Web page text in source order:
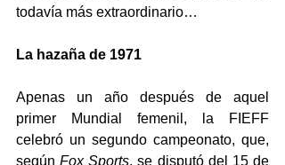
todavía más extraordinario…
La hazaña de 1971
Apenas un año después de aquel
primer Mundial femenil, la FIEFF
celebró un segundo campeonato, que,
según Fox Sports, se disputó del 15 de